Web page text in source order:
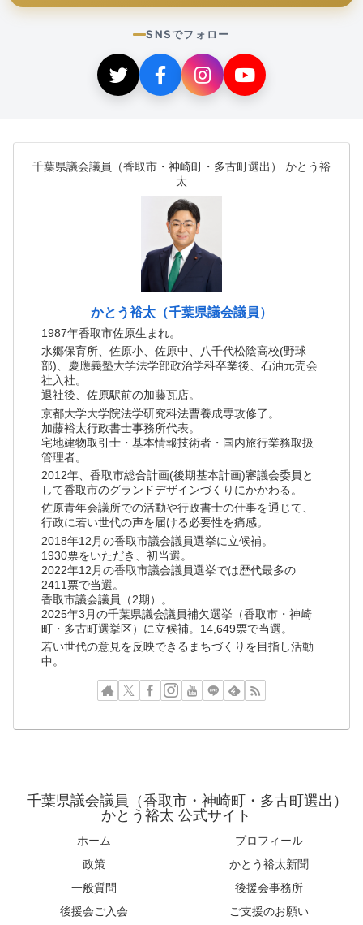
SNSでフォロー
千葉県議会議員（香取市・神崎町・多古町選出） かとう裕
太
かとう裕太（千葉県議会議員）
1987年香取市佐原生まれ。
水郷保育所、佐原小、佐原中、八千代松陰高校(野球
部)、慶應義塾大学法学部政治学科卒業後、石油元売会
社入社。
退社後、佐原駅前の加藤瓦店。
京都大学大学院法学研究科法曹養成専攻修了。
加藤裕太行政書士事務所代表。
宅地建物取引士・基本情報技術者・国内旅行業務取扱
管理者。
2012年、香取市総合計画(後期基本計画)審議会委員と
して香取市のグランドデザインづくりにかかわる。
佐原青年会議所での活動や行政書士の仕事を通じて、
行政に若い世代の声を届ける必要性を痛感。
2018年12月の香取市議会議員選挙に立候補。
1930票をいただき、初当選。
2022年12月の香取市議会議員選挙では歴代最多の
2411票で当選。
香取市議会議員（2期）。
2025年3月の千葉県議会議員補欠選挙（香取市・神崎
町・多古町選挙区）に立候補。14,649票で当選。
若い世代の意見を反映できるまちづくりを目指し活動
中。
千葉県議会議員（香取市・神崎町・多古町選出）
かとう裕太 公式サイト
ホーム
プロフィール
政策
かとう裕太新聞
一般質問
後援会事務所
後援会ご入会
ご支援のお願い